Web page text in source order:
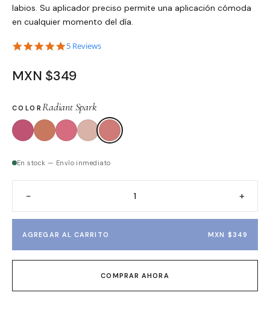
labios. Su aplicador preciso permite una aplicación cómoda
en cualquier momento del día.
4.8 star rating
5 Reviews
MXN $349
COLORRadiant Spark
En stock — Envío inmediato
− +
AGREGAR AL CARRITO MXN $349
COMPRAR AHORA